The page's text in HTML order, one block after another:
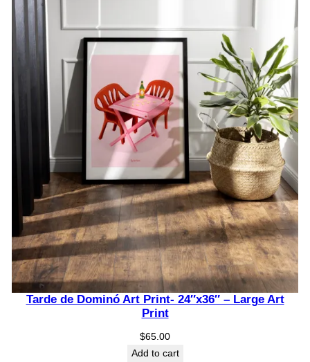
Tarde de Dominó Art Print- 24″x36″ – Large Art
Print
$65.00
Add to cart